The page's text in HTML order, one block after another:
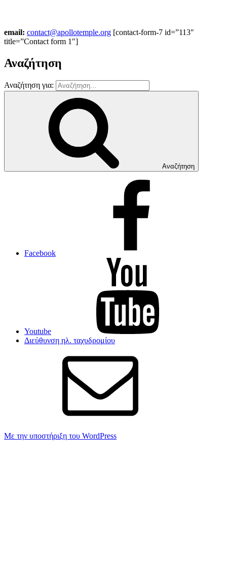
email: contact@apollotemple.org [contact-form-7 id=”113″
title=”Contact form 1″]
Αναζήτηση
Αναζήτηση για:
Αναζήτηση
Facebook
Youtube
Διεύθυνση ηλ. ταχυδρομίου
Με την υποστήριξη του WordPress